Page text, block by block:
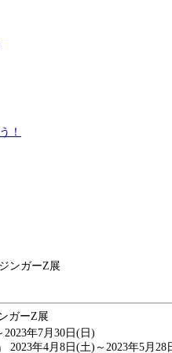
！
ンガーZ展
ガーZ展
2023年7月30日(日)
2023年4月8日(土)～2023年5月28